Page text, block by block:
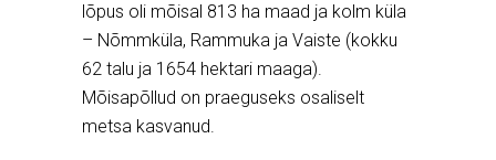
lõpus oli mõisal 813 ha maad ja kolm küla
– Nõmmküla, Rammuka ja Vaiste (kokku
62 talu ja 1654 hektari maaga).
Mõisapõllud on praeguseks osaliselt
metsa kasvanud.